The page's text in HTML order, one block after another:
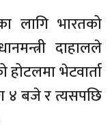
लागि भारतको
दाहालले
भेटवार्ता
४ बजे र त्यसपछि